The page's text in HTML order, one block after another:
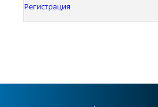
Регистрация